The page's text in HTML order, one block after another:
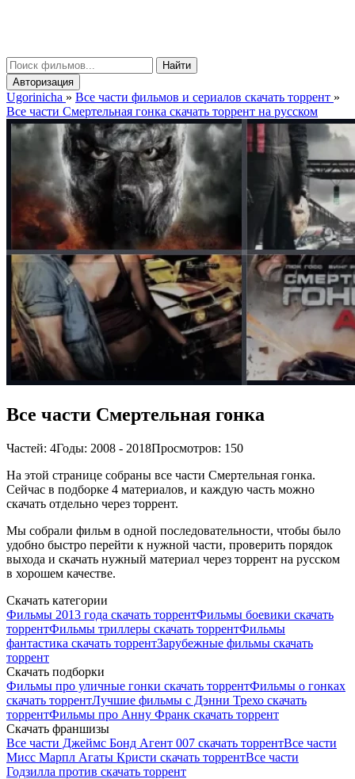
Найти
Авторизация
Ugorinicha » Все части фильмов и сериалов скачать торрент »
Все части Смертельная гонка скачать торрент на русском
Все части Смертельная гонка
Частей: 4Годы: 2008 - 2018Просмотров: 150
На этой странице собраны все части Смертельная гонка.
Сейчас в подборке 4 материалов, и каждую часть можно
скачать отдельно через торрент.
Мы собрали фильм в одной последовательности, чтобы было
удобно быстро перейти к нужной части, проверить порядок
выхода и скачать нужный материал через торрент на русском
в хорошем качестве.
Скачать категории
Фильмы 2013 года скачать торрентФильмы боевики скачать
торрентФильмы триллеры скачать торрентФильмы
фантастика скачать торрентЗарубежные фильмы скачать
торрент
Скачать подборки
Фильмы про уличные гонки скачать торрентФильмы о гонках
скачать торрентЛучшие фильмы с Дэнни Трехо скачать
торрентФильмы про Анну Франк скачать торрент
Скачать франшизы
Все части Джеймс Бонд Агент 007 скачать торрентВсе части
Мисс Марпл Агаты Кристи скачать торрентВсе части
Годзилла против скачать торрент